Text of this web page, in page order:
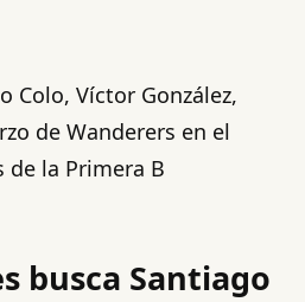
Colo, Víctor González,
de Wanderers en el
de la Primera B
busca Santiago